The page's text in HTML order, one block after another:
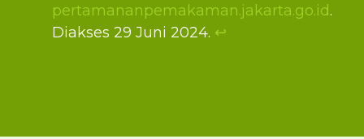
pertamananpemakaman.jakarta.go.id.
Diakses 29 Juni 2024. ↩︎